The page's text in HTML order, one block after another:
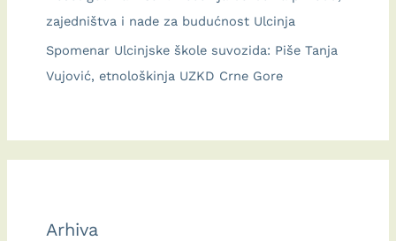
zajedništva i nade za budućnost Ulcinja
Spomenar Ulcinjske škole suvozida: Piše Tanja
Vujović, etnološkinja UZKD Crne Gore
Arhiva